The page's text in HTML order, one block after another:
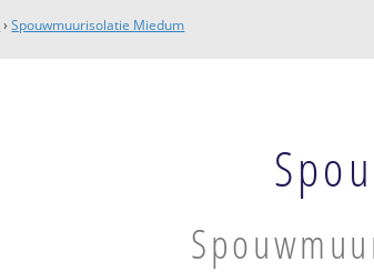
›Spouwmuurisolatie Miedum